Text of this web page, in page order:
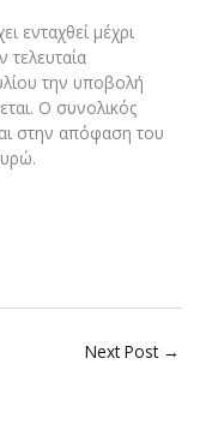
ενταχθεί μέχρι
τελευταία
την υποβολή
Ο συνολικός
στην απόφαση του
Next Post →